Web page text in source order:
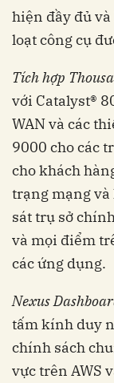
hiện đầy đủ
loạt công cụ
Tích hợp
với Catalyst®
WAN và các
9000 cho các
cho khách
trạng mạng
sát trụ sở
và mọi điểm
các ứng dụng.
Nexus
tấm kính duy
chính sách
vực trên AWS